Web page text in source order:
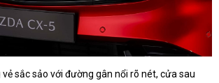
sắc sảo với đường gân nổi rõ nét, cửa sau